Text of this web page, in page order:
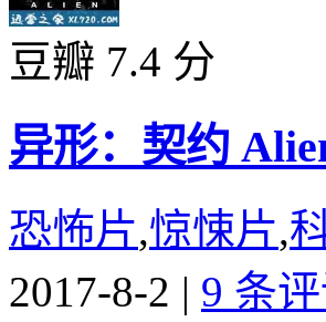
豆瓣 7.4 分
异形：契约
恐怖片,惊悚片,
2017-8-2 | 9 条